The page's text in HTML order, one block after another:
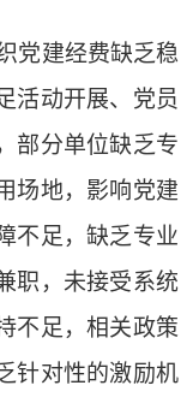
党建经费缺乏稳
活动开展、党员
部分单位缺乏专
场地，影响党建
不足，缺乏专业
职，未接受系统
不足，相关政策
针对性的激励机